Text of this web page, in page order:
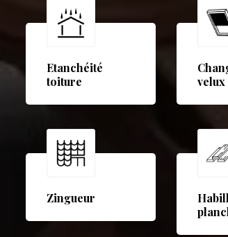
Etanchéité
toiture
velux
Zingueur